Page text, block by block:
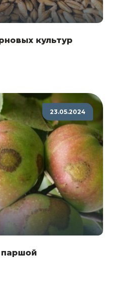
культур
23.05.2024